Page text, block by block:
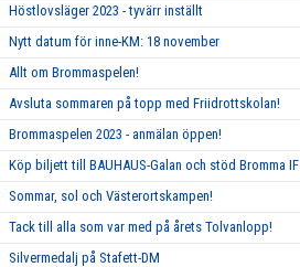
Höstlovsläger 2023 - tyvärr inställt
Nytt datum för inne-KM: 18 november
Allt om Brommaspelen!
Avsluta sommaren på topp med Friidrottskolan!
Brommaspelen 2023 - anmälan öppen!
Köp biljett till BAUHAUS-Galan och stöd Bromma IF
Sommar, sol och Västerortskampen!
Tack till alla som var med på årets Tolvanlopp!
Silvermedalj på Stafett-DM